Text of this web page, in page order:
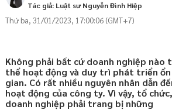
Tác giả: Luật sư Nguyễn Đình Hiệp
Thứ ba, 31/01/2023, 17:00:06 (GMT+7)
Không phải bất cứ doanh nghiệp nào
thể hoạt động và duy trì phát triển
gian. Có rất nhiều nguyên nhân dẫn
hoạt động của công ty. Vì vậy, tổ
doanh nghiệp phải trang bị những
phí qua zalo
ty/doanh nghiệp
gói
ty/doanh nghiệp
gói